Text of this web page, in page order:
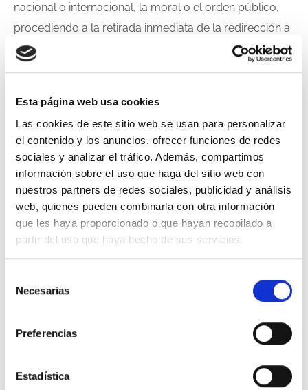
Esta página web usa cookies
Las cookies de este sitio web se usan para personalizar
el contenido y los anuncios, ofrecer funciones de redes
sociales y analizar el tráfico. Además, compartimos
información sobre el uso que haga del sitio web con
nuestros partners de redes sociales, publicidad y análisis
web, quienes pueden combinarla con otra información
que les haya proporcionado o que hayan recopilado a
partir del uso que haya hecho de sus servicios.
Necesarias
Preferencias
Estadística
nacional o internacional, la moral o el orden público,
procediendo a la retirada inmediata de la redirección a
dicho sitio web, poniendo en conocimiento de las
autoridades competentes el contenido en cuestión.
El RESPONSABLE no se hace responsable de la
información y contenidos almacenados, a título
enunciativo, pero no limitativo, en foros, chats,
generadores de blogs, comentarios, redes sociales o
cualquier otro medio que permita a terceros publicar
contenidos de forma independiente en la página web
del RESPONSABLE. Sin embargo, y en cumplimiento
de lo dispuesto en los artículos 11 y 16 de la LSSICE, se
y fuerzas de seguridad, colaborando de forma activa
contenidos que puedan afectar o contravenir la
terceros o la moral y el orden público. En caso de que